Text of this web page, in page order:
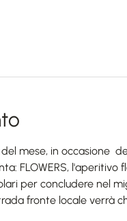
mese, in occasione
FLOWERS, l'aperitivo
per concludere nel
fronte locale verrà